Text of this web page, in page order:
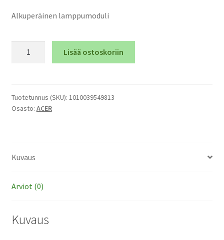
Alkuperäinen lamppumoduli
lamppumoduli
määrä
Lisää ostoskoriin
Tuotetunnus (SKU): 1010039549813
Osasto: ACER
Kuvaus
Arviot (0)
Kuvaus